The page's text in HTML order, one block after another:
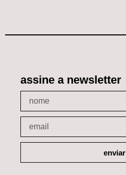
assine a newsletter
enviar